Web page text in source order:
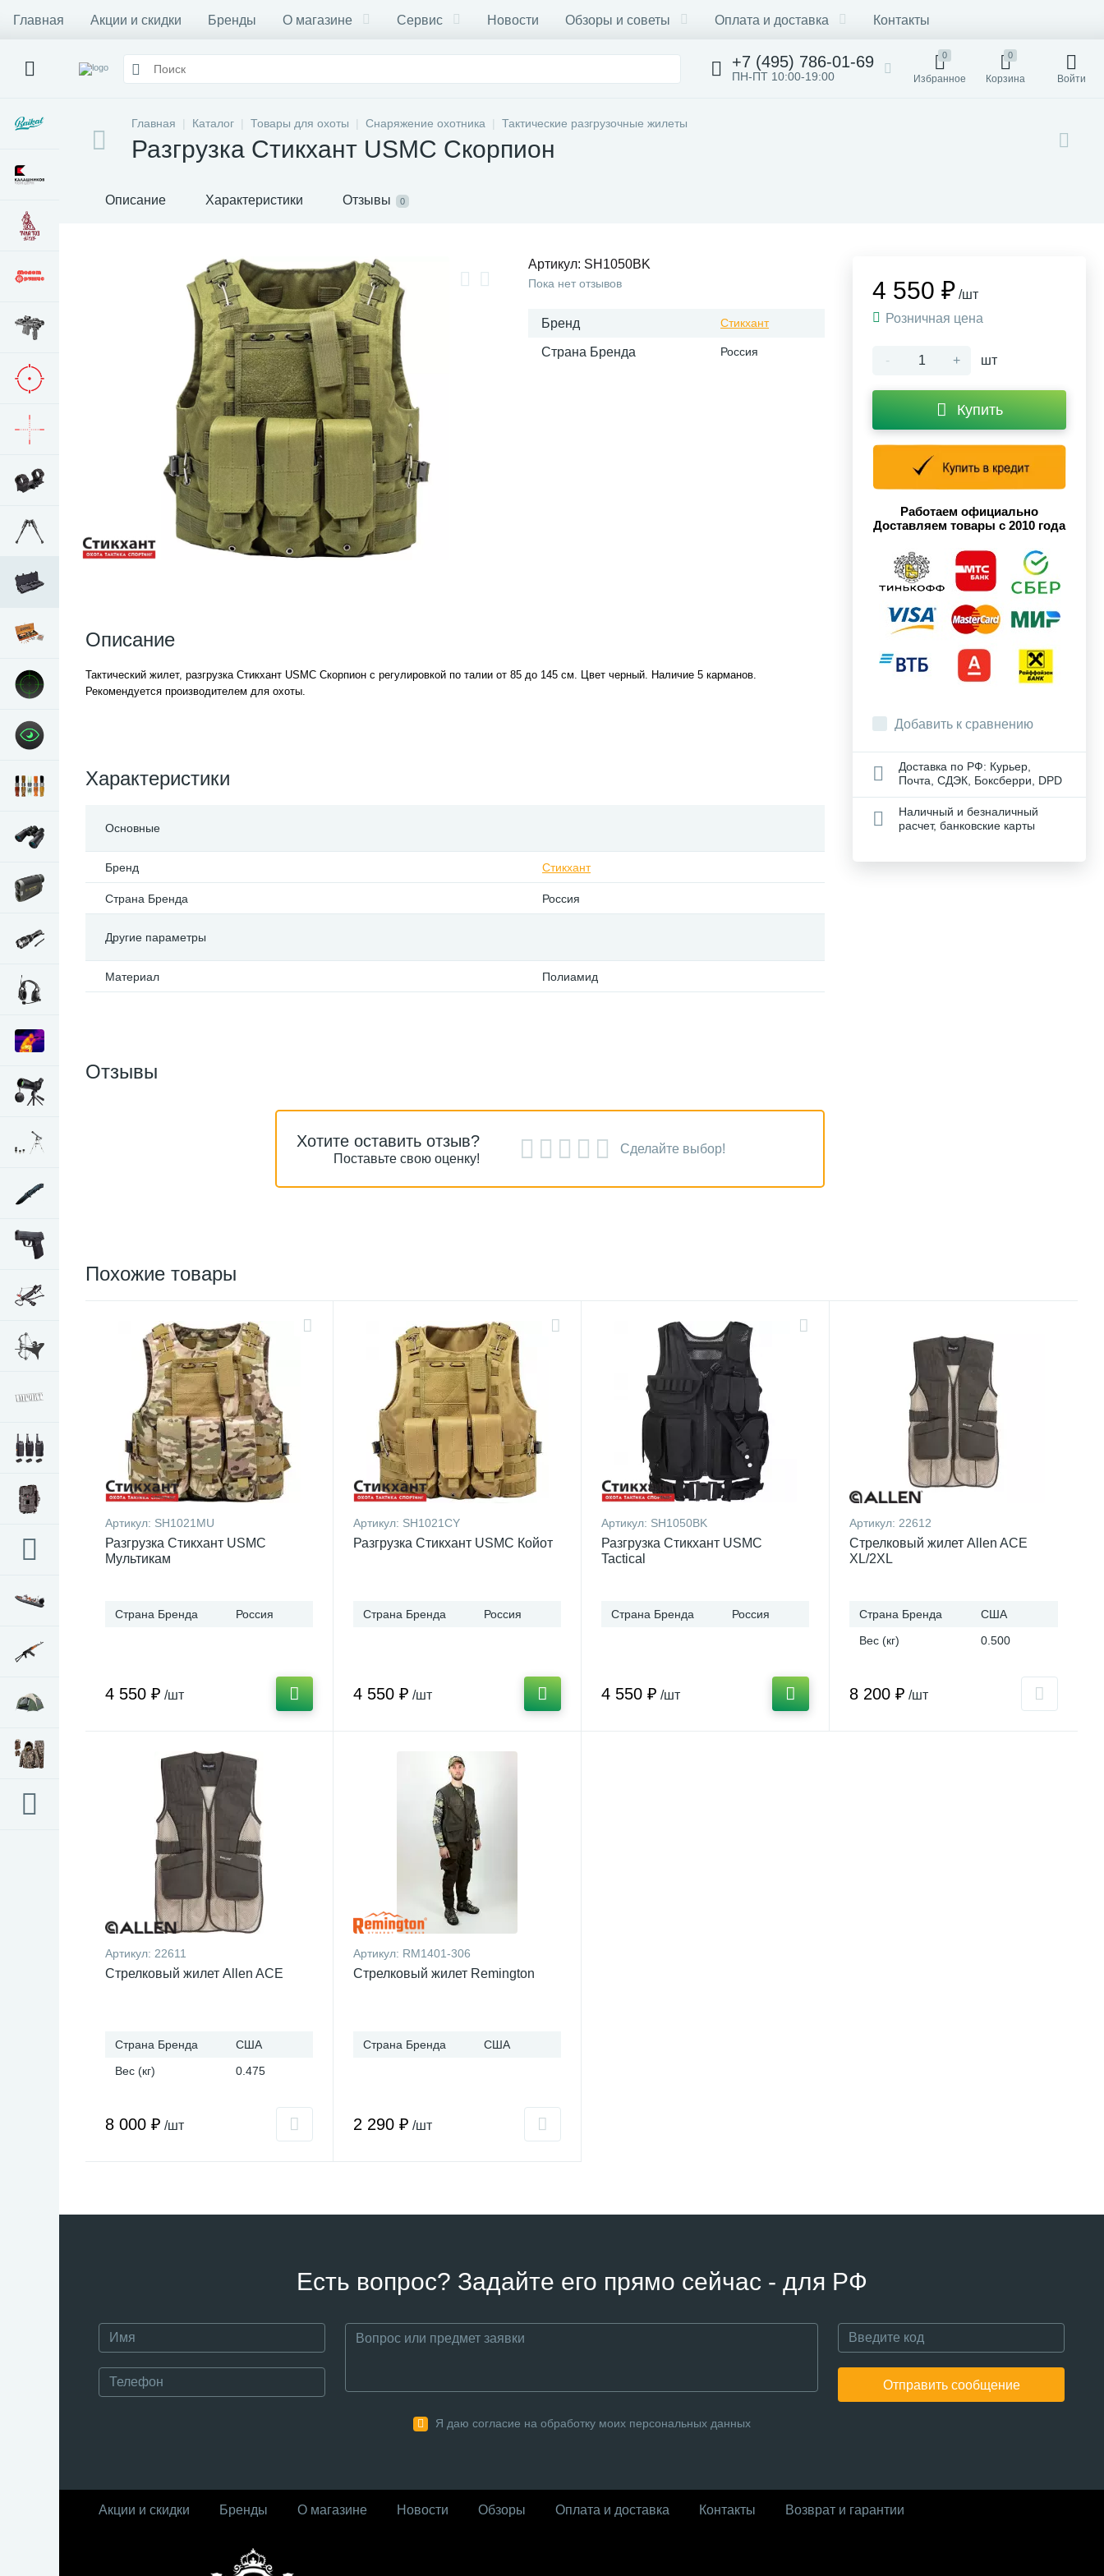
Главная Акции и скидки Бренды О магазине Сервис Новости Обзоры и советы Оплата и доставка Контакты
+7 (495) 786-01-69
ПН-ПТ 10:00-19:00
0
Избранное
0
Корзина Войти
Главная Каталог Товары для охоты Снаряжение охотника Тактические разгрузочные жилеты
Разгрузка Стикхант USMC Скорпион
Описание Характеристики Отзывы 0
Артикул: SH1050BK
Пока нет отзывов
Бренд Стикхант
Страна Бренда Россия
Описание
Тактический жилет, разгрузка Стикхант USMC Скорпион с регулировкой по талии от 85 до 145 см. Цвет черный. Наличие 5 карманов.
Рекомендуется производителем для охоты.
Характеристики
Основные
Бренд Стикхант
Страна Бренда Россия
Другие параметры
Материал Полиамид
4 550 ₽ /шт
Розничная цена
- + шт
Купить
Работаем официально
Доставляем товары с 2010 года
Добавить к сравнению
Доставка по РФ: Курьер,
Почта, СДЭК, Боксберри, DPD
Наличный и безналичный
расчет, банковские карты
Отзывы
Хотите оставить отзыв?
Поставьте свою оценку!
Сделайте выбор!
Похожие товары
Артикул: SH1021MU
Разгрузка Стикхант USMC
Мультикам
Страна Бренда Россия
4 550 ₽ /шт
Артикул: SH1021CY
Разгрузка Стикхант USMC Койот
Страна Бренда Россия
4 550 ₽ /шт
Артикул: SH1050BK
Разгрузка Стикхант USMC
Tactical
Страна Бренда Россия
4 550 ₽ /шт
Артикул: 22612
Стрелковый жилет Allen ACE
XL/2XL
Страна Бренда
США
Вес (кг)
0.500
8 200 ₽ /шт
Артикул: 22611
Стрелковый жилет Allen ACE
Страна Бренда
США
Вес (кг)
0.475
8 000 ₽ /шт
Артикул: RM1401-306
Стрелковый жилет Remington
Страна Бренда США
2 290 ₽ /шт
Есть вопрос? Задайте его прямо сейчас - для РФ
Отправить сообщение
Я даю согласие на обработку моих персональных данных
Акции и скидки Бренды О магазине Новости Обзоры Оплата и доставка Контакты Возврат и гарантии